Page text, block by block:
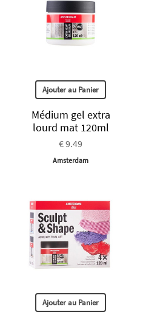
Ajouter au Panier
Médium gel extra
lourd mat 120ml
€ 9.49
Amsterdam
Ajouter au Panier